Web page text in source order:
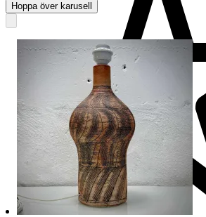
Hoppa över karusell